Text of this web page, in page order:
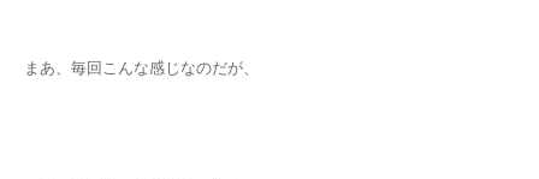
まあ、毎回こんな感じなのだが、